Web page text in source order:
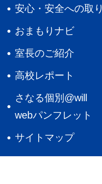
安心・安全への取
おまもりナビ
室長のご紹介
高校レポート
さなる個別@will
webパンフレット
サイトマップ